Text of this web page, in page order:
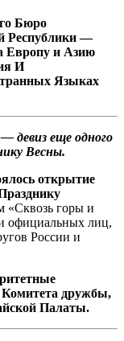
Бюро
Республики —
Европу и Азию
И
Языках
девиз еще одного
Весны.
открытие
«Сквозь горы и
официальных лиц,
России и
Комитета дружбы,
Палаты.